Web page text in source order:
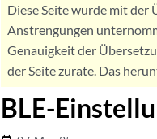
Diese Seite wurde mit der
Anstrengungen
Genauigkeit der
der Seite zurate. Das
BLE-